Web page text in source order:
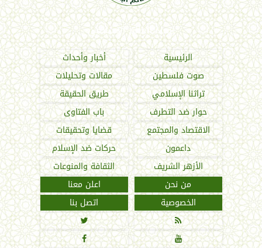
اتحاد العالم الإسلامي
الرئيسية
أخبار وأحداث
صوت فلسطين
مقالات وتحليلات
تراثنا الإسلامي
طريق الحقيقة
حوار ضد التطرف
باب الفتاوى
الاقتصاد والمجتمع
قضايا وتحقيقات
داعمون
حركات ضد الإسلام
الأزهر الشريف
الثقافة والمنوعات
من نحن
اعلن معنا
الخصوصية
اتصل بنا



